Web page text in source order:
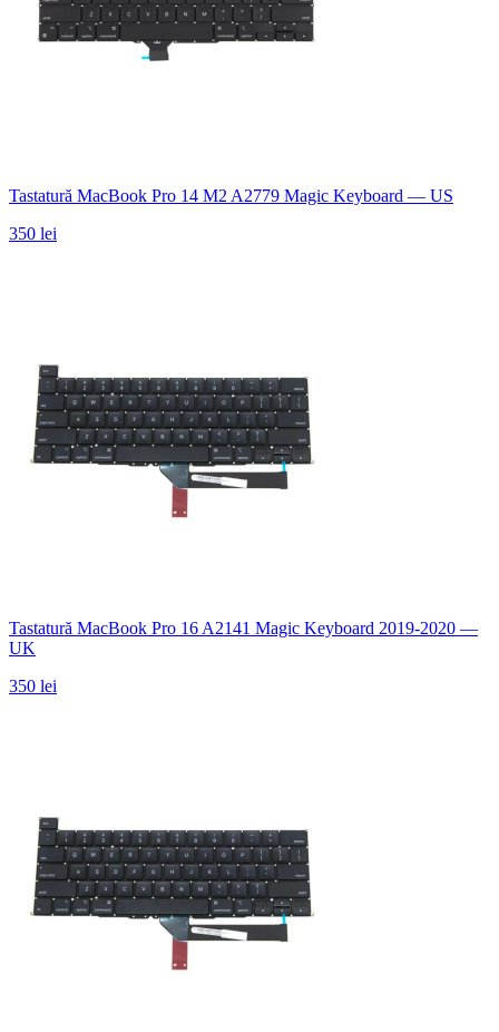
Tastatură MacBook Pro 14 M2 A2779 Magic Keyboard — US
350 lei
Tastatură MacBook Pro 16 A2141 Magic Keyboard 2019-2020 —
UK
350 lei